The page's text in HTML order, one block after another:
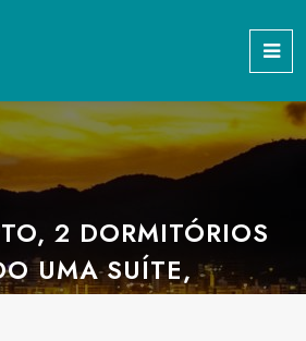
2 DORMITÓRIOS
UMA SUÍTE,